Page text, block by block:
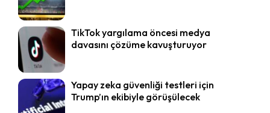
TikTok yargılama öncesi medya
davasını çözüme kavuşturuyor
Yapay zeka güvenliği testleri için
Trump’ın ekibiyle görüşülecek